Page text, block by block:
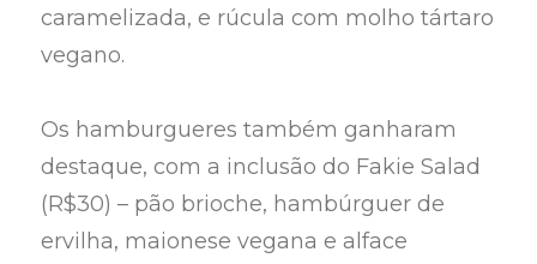
caramelizada, e rúcula com molho tártaro
vegano.
Os hamburgueres também ganharam
destaque, com a inclusão do Fakie Salad
(R$30) – pão brioche, hambúrguer de
ervilha, maionese vegana e alface